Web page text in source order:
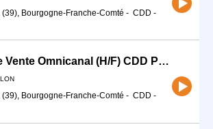
Bourgogne-Franche-Comté - CDD -
Conseiller-ère Vente Omnicanal (H/F) CDD Pêche/Chasse Juillet / Août
Bourgogne-Franche-Comté - CDD -